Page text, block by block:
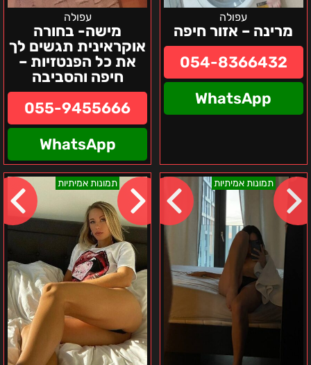
עפולה
מרינה – אזור חיפה
054-8366432
WhatsApp
עפולה
מישה- בחורה
אוקראינית תגשים לך
את כל הפנטזיות –
חיפה והסביבה
055-9455666
WhatsApp
תמונות אמיתיות
צפון
מילה
תמונות אמיתיות
אלין
–
צפון
הארץ